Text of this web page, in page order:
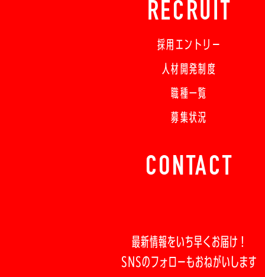
RECRUIT
採用エントリー
人材開発制度
職種一覧
募集状況
CONTACT
最新情報をいち早くお届け！
SNSのフォローもおねがいします